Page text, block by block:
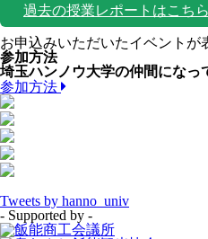
過去の授業レポートはこちら
お申込みいただいたイベントが
参加方法
埼玉ハンノウ大学の仲間になっ
参加方法
Tweets by hanno_univ
- Supported by -